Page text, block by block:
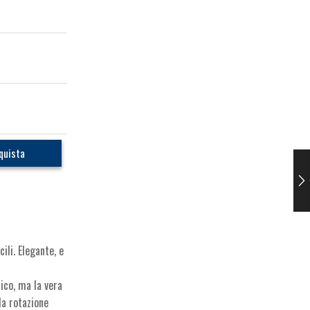
Elegante, e
ma la vera
rotazione